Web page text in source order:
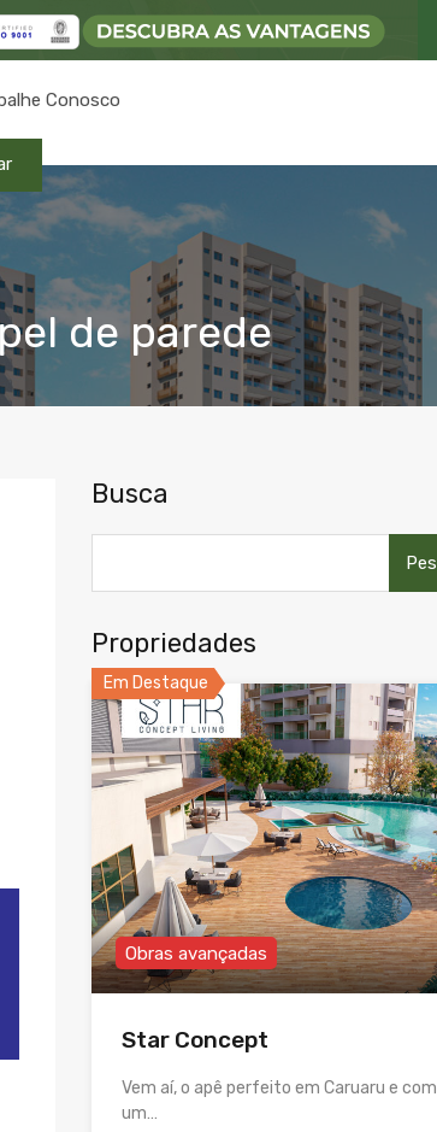
Conosco
de parede
Busca
por:
Propriedades
Em Destaque
Obras avançadas
Star Concept
Vem aí, o apê perfeito em Caruaru e com
um…